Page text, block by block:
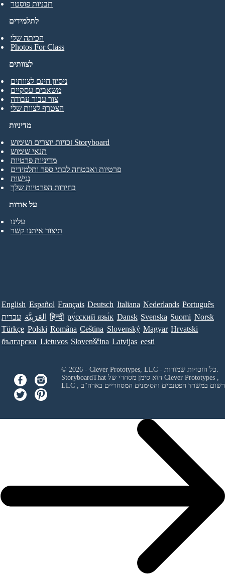
לתלמידים
הכיתה שלי
Photos For Class
תבניות פוסטר
לצוותים
ניסיון חינם לצוותים
משאבים עסקיים
צור עבור עבודה
הצטרף לצוות שלי
על אודות
עלינו
תיצור איתנו קשר
מדיניות
זכויות יוצרים ושימוש Storyboard
תנאי שימוש
מדיניות פרטיות
פרטיות ואבטחה לבתי ספר ותלמידים
נְגִישׁוּת
בחירות הפרטיות שלך
English Español Français Deutsch Italiana Nederlands Português
עברית العَرَبِيَّة हिन्दी ру́сский язы́к Dansk Svenska Suomi Norsk
Türkçe Polski Româna Ceština Slovenský Magyar Hrvatski
български Lietuvos Slovenščina Latvijas eesti
© 2026 - Clever Prototypes, LLC - כל הזכויות שמורות.
Clever Prototypes ,
LLC
ורשום במשרד הפטנטים והסימנים המסחריים בארה"ב